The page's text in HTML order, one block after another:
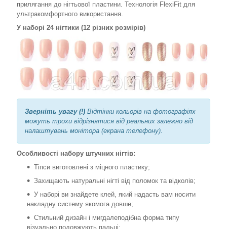
прилягання до нігтьової пластини. Технологія FlexiFit для
ультракомфортного використання.
У наборі 24 нігтики (12 різних розмірів)
Зверніть увагу (!) Відтінки кольорів на фотографіях
можуть трохи відрізнятися від реальних залежно від
налаштувань монітора (екрана телефону).
Особливості набору штучних нігтів:
Тіпси виготовлені з міцного пластику;
Захищають натуральні нігті від поломок та відколів;
У наборі ви знайдете клей, який надасть вам носити
накладну систему якомога довше;
Стильний дизайн і мигдалеподібна форма типу
візуально подовжують пальці;